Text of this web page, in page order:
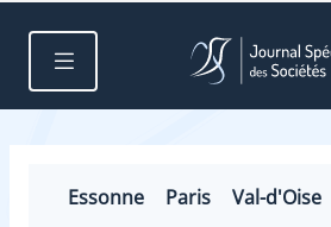
Essonne Paris Val-d'Oise